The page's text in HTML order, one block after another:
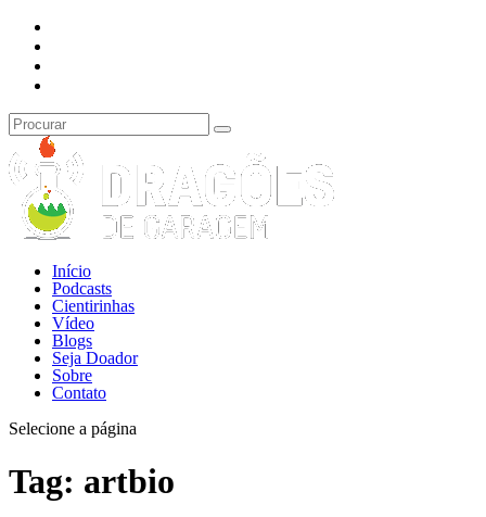
Início
Podcasts
Cientirinhas
Vídeo
Blogs
Seja Doador
Sobre
Contato
Selecione a página
Tag: artbio